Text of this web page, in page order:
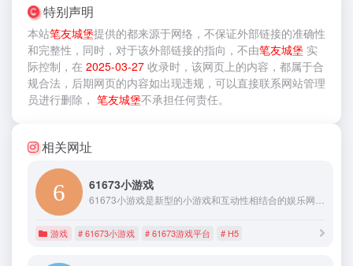
特别声明
本站笔友城堡提供的都来源于网络，不保证外部链接的准确性
和完整性，同时，对于该外部链接的指向，不由笔友城堡 实
际控制，在 2025-03-27 收录时，该网页上的内容，都属于合
规合法，后期网页的内容如出现违规，可以直接联系网站管理
员进行删除， 笔友城堡不承担任何责任。
相关网址
61673小游戏
61673小游戏是新型的小游戏和互动性相结合的娱乐网站,提供各种休闲类,动作类,益智类,敏捷类,换装类,体育类,儿童类, 战争类,射击类,双人小游戏大全,h5游戏在线玩61673小游戏,快乐从这里开始!
游戏 # 61673小游戏 # 61673游戏平台 # H5